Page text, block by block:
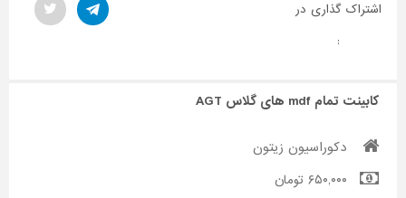
اشتراک گذاری در
:
کابینت تمام mdf های گلاس AGT
دکوراسیون زیتون
۶۵۰,۰۰۰ تومان